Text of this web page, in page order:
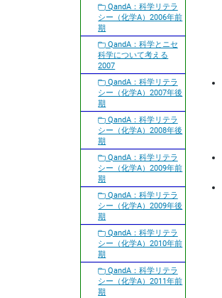
QandA：科学リテラ
シー（化学A）2006年前
期
QandA：科学とニセ
科学について考える
2007
QandA：科学リテラ
シー（化学A）2007年後
期
QandA：科学リテラ
シー（化学A）2008年後
期
QandA：科学リテラ
シー（化学A）2009年前
期
QandA：科学リテラ
シー（化学A）2009年後
期
QandA：科学リテラ
シー（化学A）2010年前
期
QandA：科学リテラ
シー（化学A）2011年前
期